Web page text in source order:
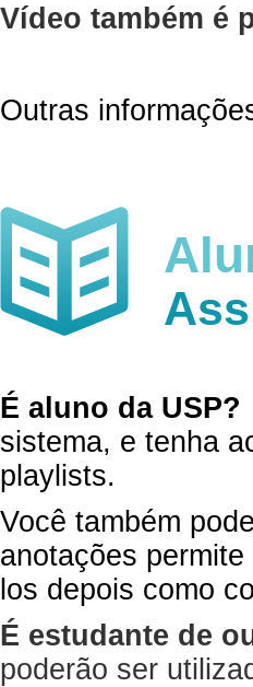
Vídeo também é
Outras
É aluno da USP?
sistema, e tenha
playlists.
Você também
anotações
los depois como
É estudante de
poderão ser